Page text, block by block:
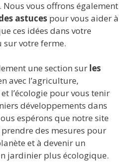
Nous vous offrons également
astuces pour vous aider à
ces idées dans votre
votre ferme.
une section sur les
avec l’agriculture,
l’écologie pour vous tenir
développements dans
espérons que notre site
des mesures pour
et à devenir un
jardinier plus écologique.